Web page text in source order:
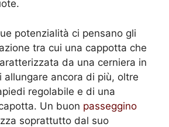
potenzialità ci pensano gli
tra cui una cappotta che
da una cerniera in
allungare ancora di più, oltre
regolabile e di una
Un buon passeggino
soprattutto dal suo